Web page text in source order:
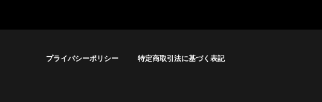
プライバシーポリシー 特定商取引法に基づく表記